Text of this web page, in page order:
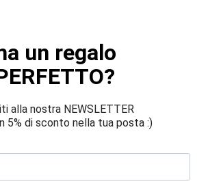
un regalo
alla nostra NEWSLETTER
5% di sconto nella tua posta :)